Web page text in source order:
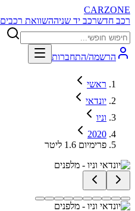
CARZONE
רכב חדשרכב יד שניההשוואת רכבים
הרשמה/התחברות
ראשי
יונדאי
וניו
2020
פרימיום 1.6 ליטר